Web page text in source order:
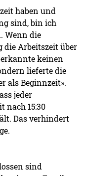
haben und
sind, bin ich
Wenn die
die Arbeitszeit über
keinen
lieferte die
als Beginnzeit».
jeder
nach 15:30
Das verhindert
sind